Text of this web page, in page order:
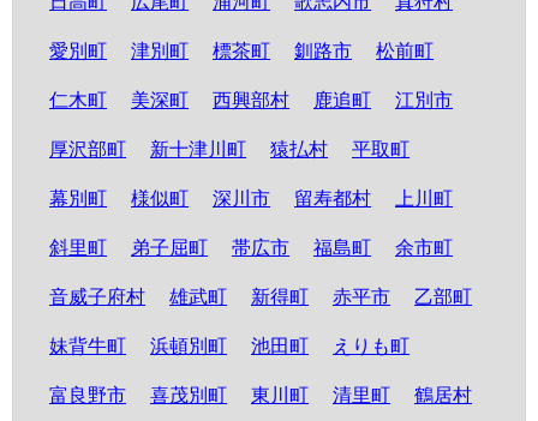
愛別町 津別町 標茶町 釧路市 松前町
仁木町 美深町 西興部村 鹿追町 江別市
厚沢部町 新十津川町 猿払村 平取町
幕別町 様似町 深川市 留寿都村 上川町
斜里町 弟子屈町 帯広市 福島町 余市町
音威子府村 雄武町 新得町 赤平市 乙部町
妹背牛町 浜頓別町 池田町 えりも町
富良野市 喜茂別町 東川町 清里町 鶴居村